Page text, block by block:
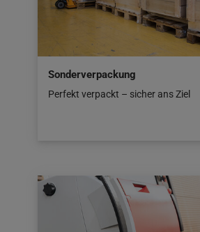
Sonderverpackung
Perfekt verpackt – sicher ans Ziel